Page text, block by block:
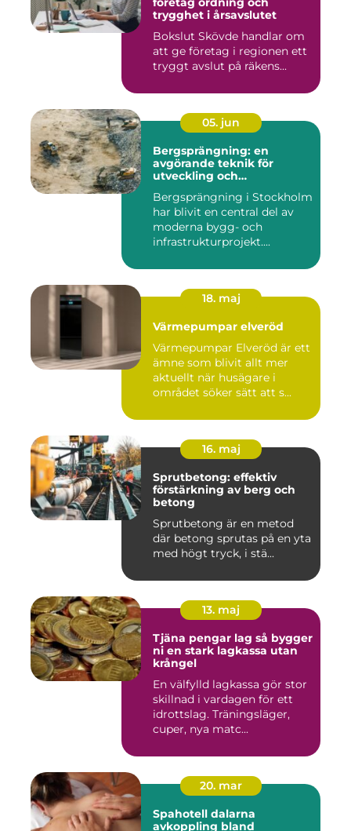
trygghet i årsavslutet
Bokslut Skövde handlar om
att ge företag i regionen ett
tryggt avslut på räkens...
05. jun
Bergsprängning: en
avgörande teknik för
utveckling och
Bergsprängning i Stockholm
har blivit en central del av
moderna bygg- och
infrastrukturprojekt....
18. maj
Värmepumpar elveröd
Värmepumpar Elveröd är ett
ämne som blivit allt mer
aktuellt när husägare i
området söker sätt att s...
16. maj
Sprutbetong: effektiv
förstärkning av berg och
betong
Sprutbetong är en metod
där betong sprutas på en yta
med högt tryck, i stä...
13. maj
Tjäna pengar lag så bygger
ni en stark lagkassa utan
krångel
En välfylld lagkassa gör stor
skillnad i vardagen för ett
idrottslag. Träningsläger,
cuper, nya matc...
20. mar
Spahotell dalarna
avkoppling bland